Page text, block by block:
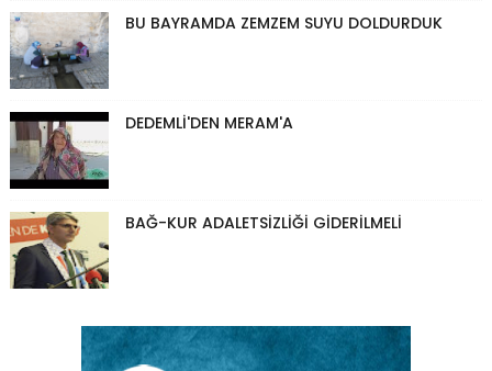
BU BAYRAMDA ZEMZEM SUYU DOLDURDUK
DEDEMLİ'DEN MERAM'A
BAĞ-KUR ADALETSİZLİĞİ GİDERİLMELİ